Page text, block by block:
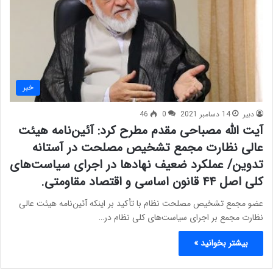
خبر
دبیر 14 دسامبر 2021 0
46
آیت الله مصباحی مقدم مطرح کرد: آئین‌نامه هیئت
عالی نظارت مجمع تشخیص مصلحت در آستانه
تدوین/ عملکرد ضعیف نهادها در اجرای سیاست‌های
کلی اصل ۴۴ قانون اساسی و اقتصاد مقاومتی.
عضو مجمع تشخیص مصلحت نظام با تأکید بر اینکه آئین‌نامه هیئت عالی
نظارت مجمع بر اجرای سیاست‌های کلی نظام در…
بیشتر بخوانید »